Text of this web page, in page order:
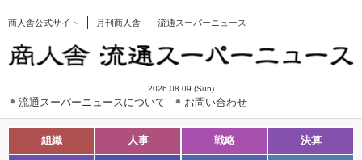
商人舎公式サイト 月刊商人舎 流通スーパーニュース
2026.08.09 (Sun)
流通スーパーニュースについて お問い合わせ
組織 人事 戦略 決算